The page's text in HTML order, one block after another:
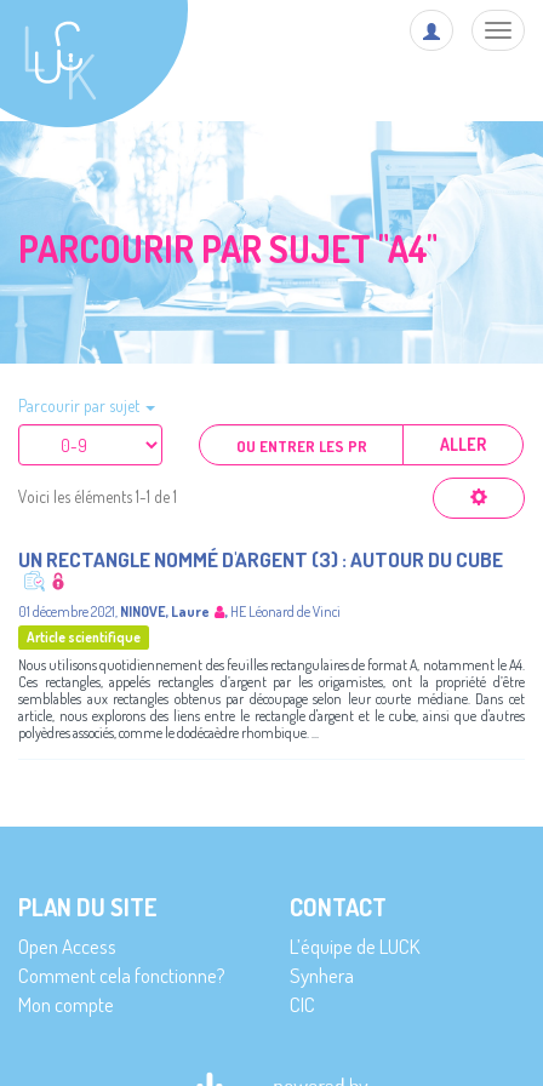
PARCOURIR PAR SUJET "A4"
Parcourir par sujet
ALLER
Voici les éléments 1-1 de 1
UN RECTANGLE NOMMÉ D'ARGENT (3) : AUTOUR DU CUBE
01 décembre 2021, NINOVE, Laure , HE Léonard de Vinci
Article scientifique
Nous utilisons quotidiennement des feuilles rectangulaires de format A, notamment le A4.
Ces rectangles, appelés rectangles d’argent par les origamistes, ont la propriété d’être
semblables aux rectangles obtenus par découpage selon leur courte médiane. Dans cet
article, nous explorons des liens entre le rectangle d'argent et le cube, ainsi que d'autres
polyèdres associés, comme le dodécaèdre rhombique. ...
PLAN DU SITE
Open Access
Comment cela fonctionne?
Mon compte
CONTACT
L’équipe de LUCK
Synhera
CIC